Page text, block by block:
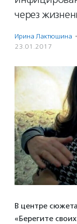
через
Ирина Лактюшина ·
23.01.2017
В центре
«Берегите